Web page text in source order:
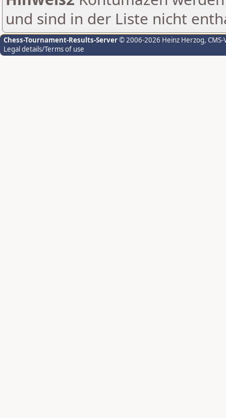
und sind in der Liste nicht
Chess-Tournament-Results-Server© 2006-2026 Heinz Herzog,
Legal details/Terms of use